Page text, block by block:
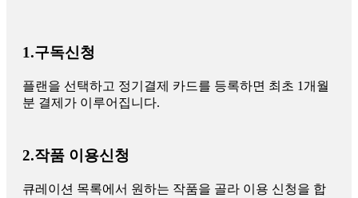
1.구독신청
플랜을 선택하고 정기결제 카드를 등록하면 최초 1개월
분 결제가 이루어집니다.
2.작품 이용신청
큐레이션 목록에서 원하는 작품을 골라 이용 신청을 합